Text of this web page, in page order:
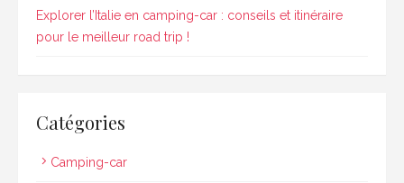
Explorer l’Italie en camping-car : conseils et itinéraire
pour le meilleur road trip !
Catégories
Camping-car